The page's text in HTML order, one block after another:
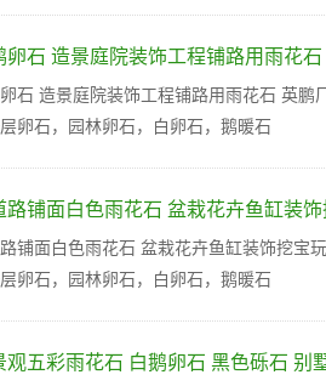
卵石 造景庭院装饰工程铺路用雨花
石 造景庭院装饰工程铺路用雨花石 英
卵石，园林卵石，白卵石，鹅暖石
路铺面白色雨花石 盆栽花卉鱼缸装
铺面白色雨花石 盆栽花卉鱼缸装饰挖宝
卵石，园林卵石，白卵石，鹅暖石
观五彩雨花石 白鹅卵石 黑色砾石 别